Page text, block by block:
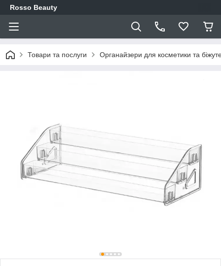
Rosso Beauty
Товари та послуги Органайзери для косметики та